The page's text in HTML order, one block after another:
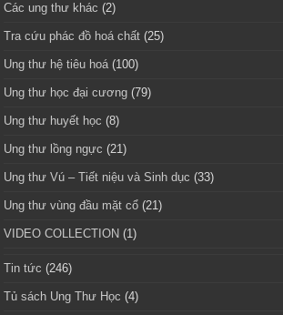
Các ung thư khác (2)
Tra cứu phác đồ hoá chất (25)
Ung thư hệ tiêu hoá(100)
Ung thư học đại cương (79)
Ung thư huyết học (8)
Ung thư lồng ngực (21)
Ung thư Vú – Tiết niệu và Sinh dục (33)
Ung thư vùng đầu mặt cổ (21)
VIDEO COLLECTION (1)
Tin tức (246)
Tủ sách Ung Thư Học (4)